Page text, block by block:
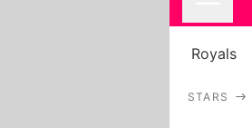
Royals
STARS